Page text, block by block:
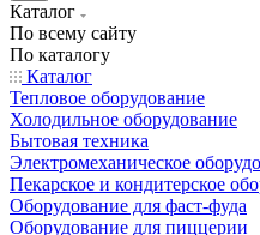
Каталог
По всему сайту
По каталогу
Каталог
Тепловое оборудование
Холодильное оборудование
Бытовая техника
Электромеханическое
Пекарское и кондитерское
Оборудование для фаст-фуда
Оборудование для пиццерии